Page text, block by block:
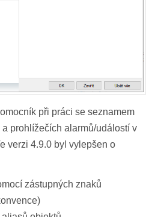
při práci se seznamem
prohlížečích alarmů/událostí v
verzi 4.9.0 byl vylepšen o
zástupných znaků